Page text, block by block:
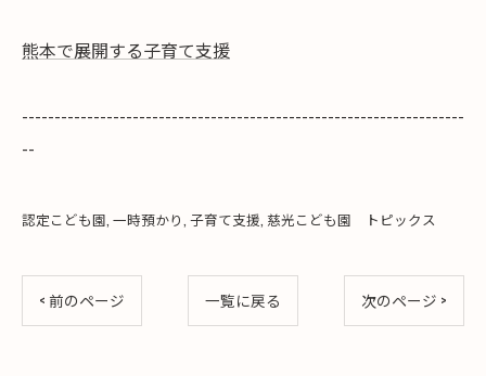
熊本で展開する子育て支援
--------------------------------------------------------------------
--
認定こども園 一時預かり 子育て支援 慈光こども園 トピックス
< 前のページ 一覧に戻る 次のページ >